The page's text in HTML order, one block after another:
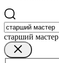
старший мастер